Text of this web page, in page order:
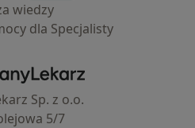
wiedzy
dla Specjalisty
ZnanyLekarz - Strona główna
Sp. z o.o.
5/7